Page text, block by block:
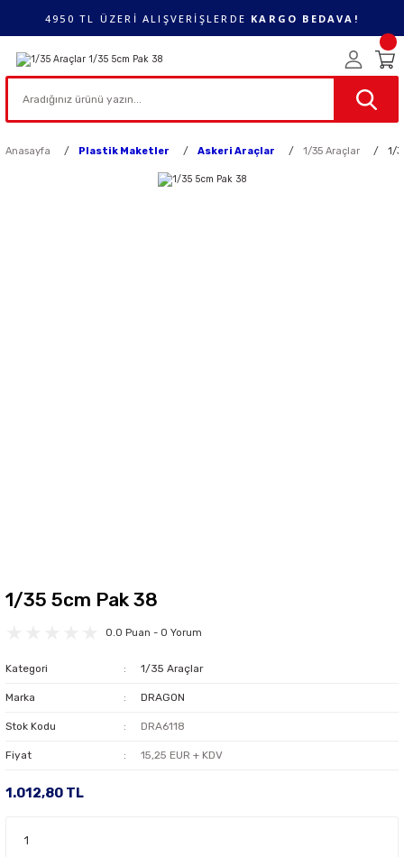
4950 TL ÜZERİ ALIŞVERİŞLERDE KARGO BEDAVA!
Anasayfa Plastik Maketler Askeri Araçlar 1/35 Araçlar 1/
1/35 5cm Pak 38
0.0 Puan - 0 Yorum
Kategori 1/35 Araçlar
Marka DRAGON
Stok Kodu DRA6118
Fiyat 15,25 EUR + KDV
1.012,80 TL